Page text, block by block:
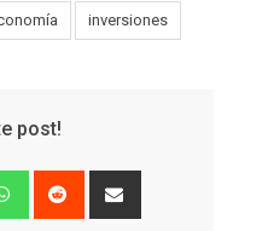
inversiones
post!
Whatsapp
Reddit
via